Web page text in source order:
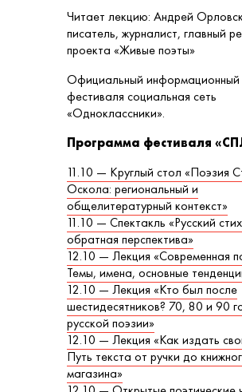
Читает лекцию: Андрей
писатель, журналист, главный
проекта «Живые поэты»
Официальный информационный
фестиваля социальная сеть
«Одноклассники».
Программа фестиваля
11.10 — Круглый стол «Поэзия
Оскола: региональный и
общелитературный контекст»
11.10 — Спектакль «Русский
обратная перспектива»
12.10 — Лекция «Современная
Темы, имена, основные
12.10 — Лекция «Кто был после
шестидесятников? 70, 80 и 90
русской поэзии»
12.10 — Лекция «Как издать
Путь текста от ручки до
магазина»